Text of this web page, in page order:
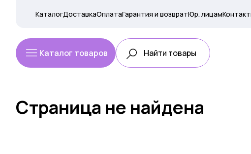
КаталогДоставкаОплатаГарантия и возвратЮр. лицам
Каталог товаров
Страница не найдена